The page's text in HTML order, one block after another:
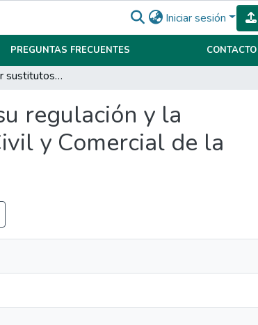
Iniciar sesión
PREGUNTAS FRECUENTES CONTACTO
La gestación por sustitutos: Su procedencia, su regulación y la inconstitucionalidad del art. 562 de Código Civil y Comercial de la Nación.
regulación y la
y Comercial de la